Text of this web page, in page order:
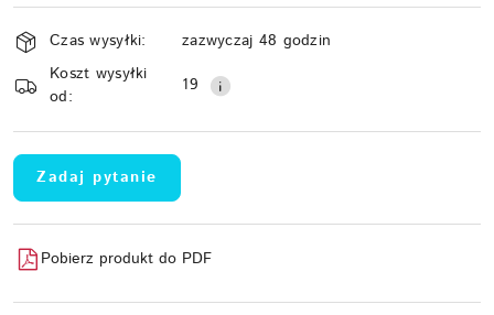
Wyślij
Dostępność
i
dostawa
Czas wysyłki:
zazwyczaj 48 godzin
Koszt wysyłki
od:
19
Zadaj pytanie
Pobierz produkt do PDF